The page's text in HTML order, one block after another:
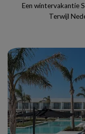
Een wintervakantie
Terwijl